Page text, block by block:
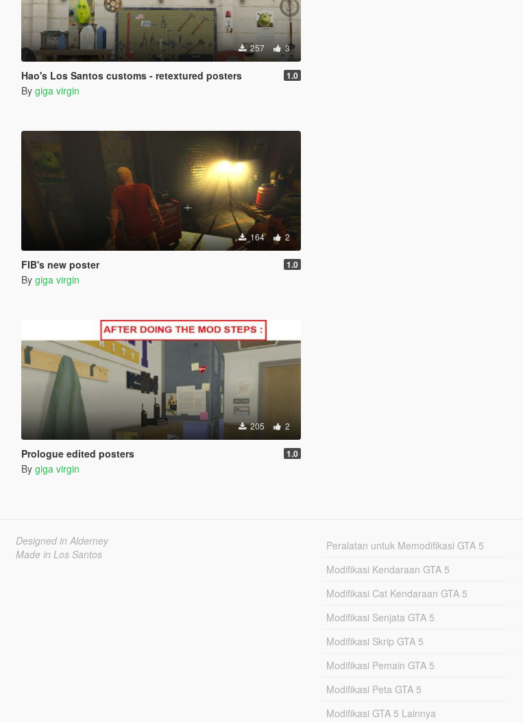
257 3
Hao's Los Santos customs - retextured posters 1.0
By giga virgin
164 2
FIB's new poster 1.0
By giga virgin
205 2
Prologue edited posters 1.0
By giga virgin
Designed in Alderney
Made in Los Santos
Peralatan untuk Memodifikasi GTA 5
Modifikasi Kendaraan GTA 5
Modifikasi Cat Kendaraan GTA 5
Modifikasi Senjata GTA 5
Modifikasi Skrip GTA 5
Modifikasi Pemain GTA 5
Modifikasi Peta GTA 5
Modifikasi GTA 5 Lainnya